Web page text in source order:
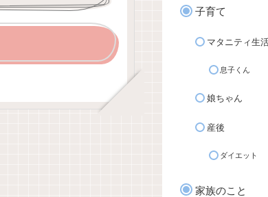
子育て
マタニティ生
息子くん
娘ちゃん
産後
ダイエット
家族のこと